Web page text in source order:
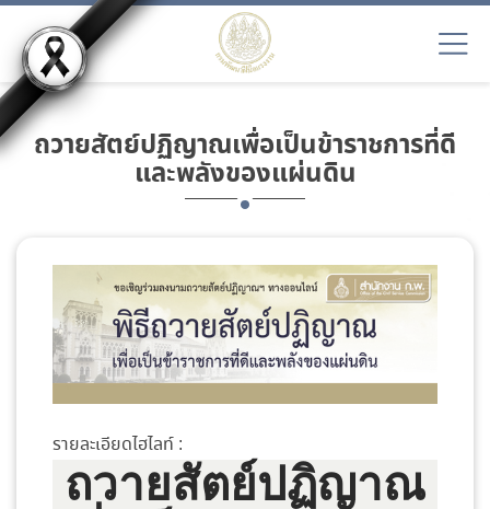
ถวายสัตย์ปฏิญาณเพื่อเป็นข้าราชการที่ดี
และพลังของแผ่นดิน
รายละเอียดไฮไลท์ :
ถวายสัตย์ปฏิญาณ